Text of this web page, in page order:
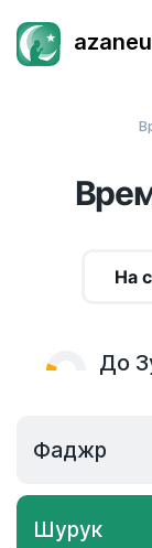
На
До
Фаджр
Шурук